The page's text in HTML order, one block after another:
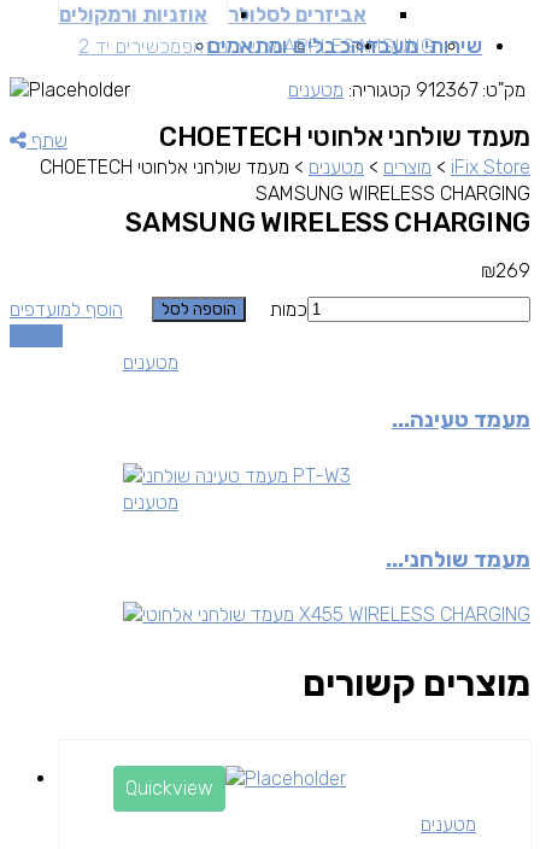
אביזרים לסלולר אוזניות ורמקולים
SAMSUNG
APPLEמכשירים זאפמכשירים יד 2 שירותי מעבדהכבלים ומתאמים
שתף
iFix Store
> מוצרים > מטענים >
מעמד שולחני אלחוטי CHOETECH
SAMSUNG WIRELESS CHARGING
מעמד שולחני אלחוטי CHOETECH
SAMSUNG WIRELESS CHARGING
₪269
כמות
הוספה לסל
הוסף למועדפים
מק"ט:912367 קטגוריה: מטענים
מטענים
מעמד טעינה...
מטענים
מעמד שולחני...
מוצרים קשורים
Quickview
מטענים